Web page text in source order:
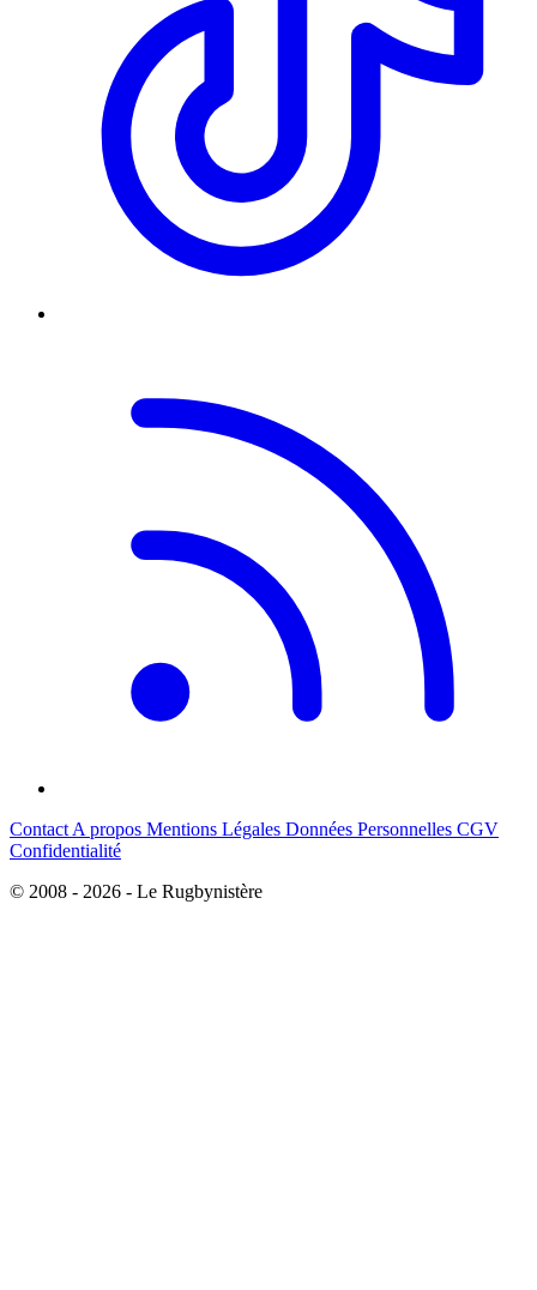
Contact A propos Mentions Légales Données Personnelles CGV
Confidentialité
© 2008 - 2026 - Le Rugbynistère